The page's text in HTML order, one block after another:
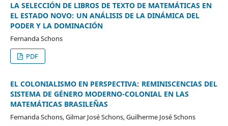
LA SELECCIÓN DE LIBROS DE TEXTO DE MATEMÁTICAS EN
EL ESTADO NOVO: UN ANÁLISIS DE LA DINÁMICA DEL
PODER Y LA DOMINACIÓN
Fernanda Schons
PDF
EL COLONIALISMO EN PERSPECTIVA: REMINISCENCIAS DEL
SISTEMA DE GÉNERO MODERNO-COLONIAL EN LAS
MATEMÁTICAS BRASILEÑAS
Fernanda Schons, Gilmar José Schons, Guilherme José Schons